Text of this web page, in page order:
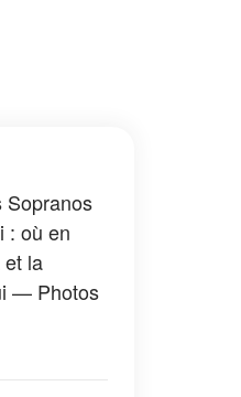
Sopranos
: où en
et la
— Photos